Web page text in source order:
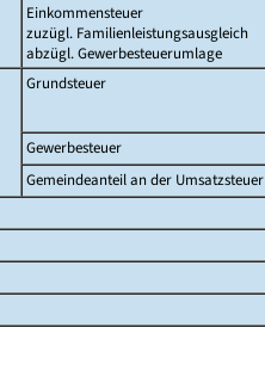
Einkommensteuer
zuzügl. Familienleistungsausgleich
abzügl. Gewerbesteuerumlage
Grundsteuer
Gewerbesteuer
Gemeindeanteil an der Umsatzsteuer